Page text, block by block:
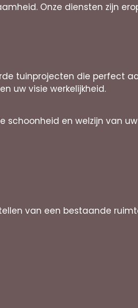
Onze diensten zijn
tuinprojecten die perfect
uw visie werkelijkheid.
schoonheid en welzijn van
van een bestaande